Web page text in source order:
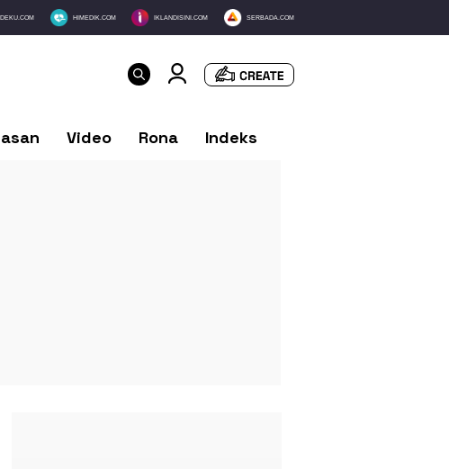
HIMEDIK.COM IKLANDISINI.COM SERBADA.COM
Video Rona Indeks